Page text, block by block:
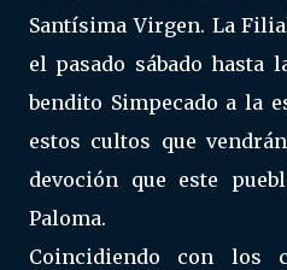
Santísima Virgen. La
el pasado sábado hasta
bendito Simpecado a la
estos cultos que
devoción que este
Paloma.
Coincidiendo con los